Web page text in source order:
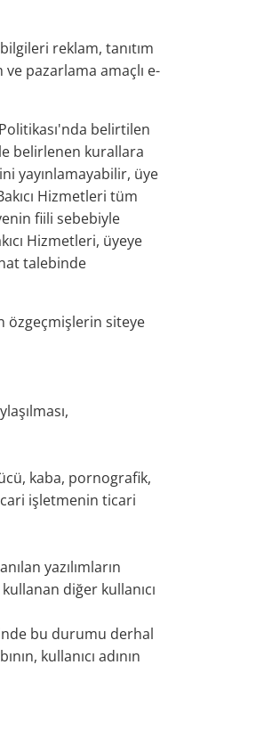
reklam, tanıtım
pazarlama amaçlı e-
belirtilen
belirlenen kurallara
yayınlamayabilir, üye
Hizmetleri tüm
fiili sebebiyle
Hizmetleri, üyeye
talebinde
özgeçmişlerin siteye
kaba, pornografik,
işletmenin ticari
yazılımların
kullanan diğer kullanıcı
bu durumu derhal
kullanıcı adının